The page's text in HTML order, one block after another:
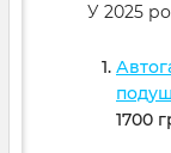
У 2025
1700